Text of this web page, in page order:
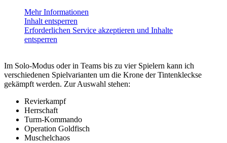
Mehr Informationen
Inhalt entsperren
Erforderlichen Service akzeptieren und Inhalte
entsperren
Im Solo-Modus oder in Teams bis zu vier Spielern kann ich
verschiedenen Spielvarianten um die Krone der Tintenkleckse
gekämpft werden. Zur Auswahl stehen:
Revierkampf
Herrschaft
Turm-Kommando
Operation Goldfisch
Muschelchaos